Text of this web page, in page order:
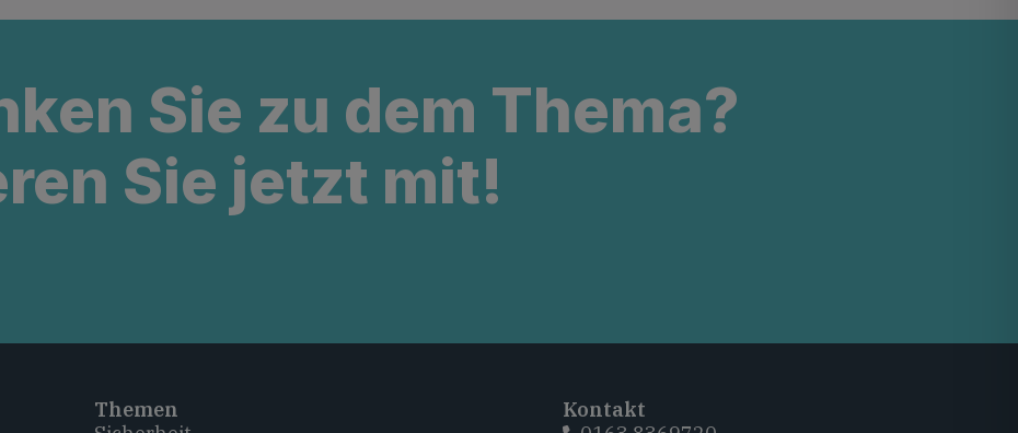
Sie zu dem Thema?
Sie jetzt mit!
Themen
Kontakt